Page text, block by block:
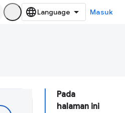
Masuk
Pada
halaman ini